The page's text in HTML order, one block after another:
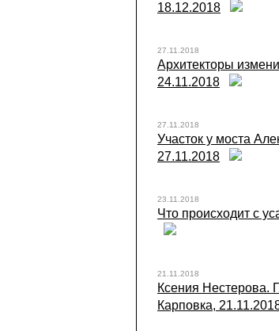
18.12.2018
27.11.2018
Архитекторы
24.11.2018
27.11.2018
Участок у моста
27.11.2018
23.11.2018
Что происходит с
21.11.2018
Ксения Нестерова.
Карповка,